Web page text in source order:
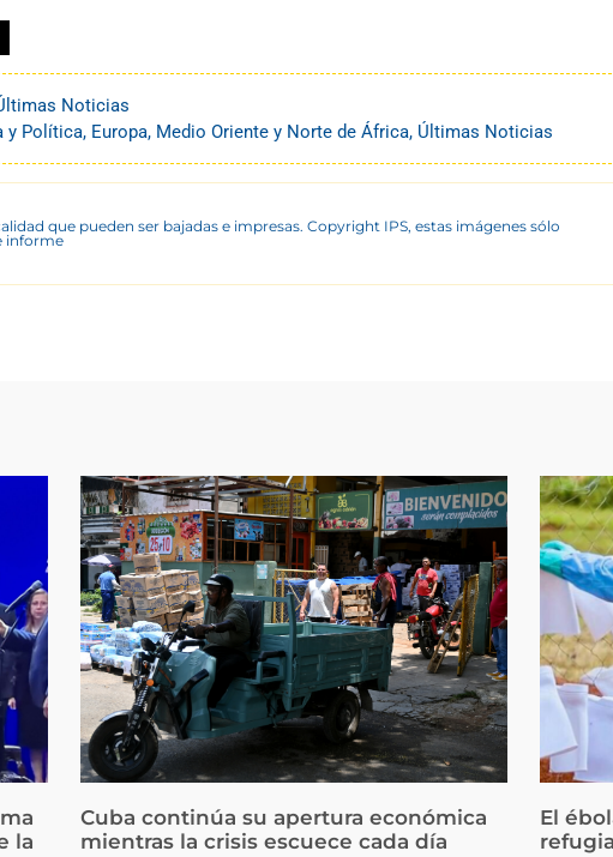
Noticias
y Política, Europa, Medio Oriente y Norte de África, Últimas Noticias
que pueden ser bajadas e impresas. Copyright IPS, estas imágenes sólo
informe
la
Cuba continúa su apertura económica
mientras la crisis escuece cada día
El